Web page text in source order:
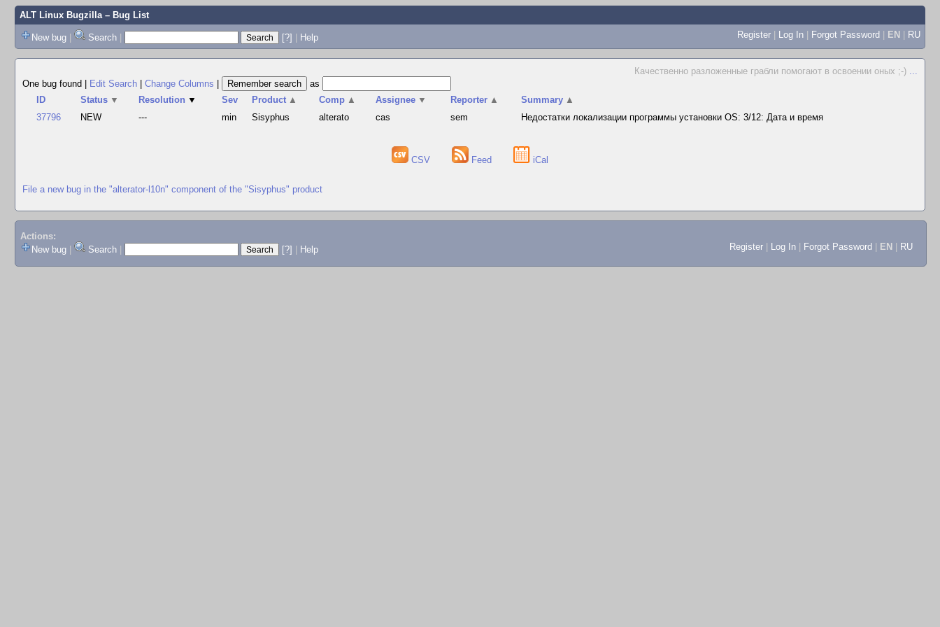
ALT Linux Bugzilla– Bug List
New bug | Search | [?] | Help Register | Log In | Forgot Password | EN | RU
Качественно pазложенные гpабли помогают в освоении оных ;-) ...
One bug found
Edit Search Change Columns
as
ID
Status ▼ Resolution ▼ Sev Product ▲ Comp ▲ Assignee ▼ Reporter ▲ Summary ▲
37796
NEW --- min Sisyphus alterato cas sem Недостатки локализации программы установки OS: 3/12: Дата и время
CSV Feed iCal
File a new bug in the "alterator-l10n" component of the "Sisyphus" product
Actions:
New bug
Search [?] Help Register Log In Forgot Password EN RU